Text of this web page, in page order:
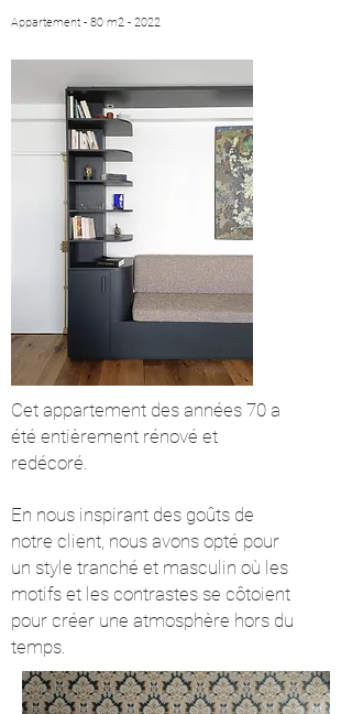
Appartement - 80 m2 - 2022
Cet appartement des années 70 a
été entièrement rénové et
redécoré.
En nous inspirant des goûts de
notre client, nous avons opté pour
un style tranché et masculin où les
motifs et les contrastes se côtoient
pour créer une atmosphère hors du
temps.